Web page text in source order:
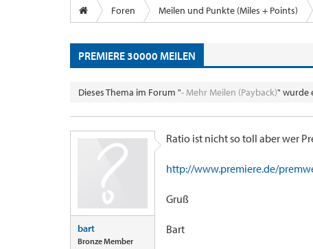
Foren Meilen und Punkte (Miles + Points)
PREMIERE 30000 MEILEN
Dieses Thema im Forum "- Mehr Meilen (Payback)" wurde
bart
Bronze Member
Ratio ist nicht so toll aber wer
http://www.premiere.de/
Gruß
Bart